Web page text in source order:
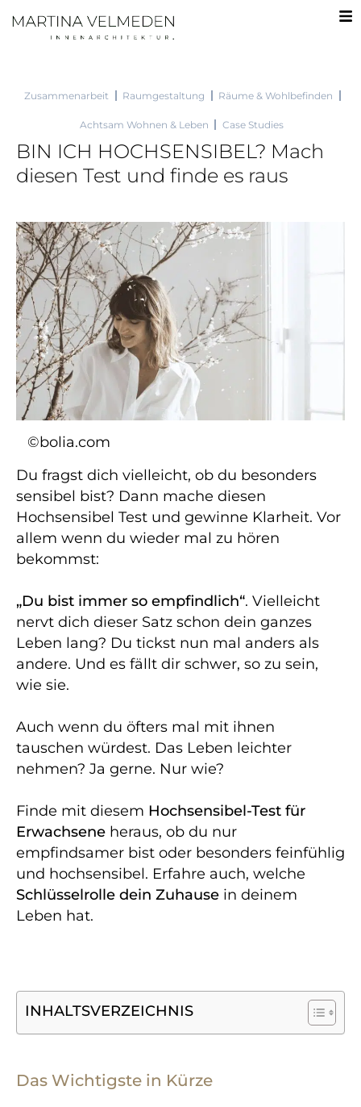
Inhalt
Zusammenarbeit Raumgestaltung Räume & Wohlbefinden
Achtsam Wohnen & Leben Case Studies
BIN ICH HOCHSENSIBEL? Mach
diesen Test und finde es raus
©bolia.com
Du fragst dich vielleicht, ob du besonders
sensibel bist? Dann mache diesen
Hochsensibel Test und gewinne Klarheit. Vor
allem wenn du wieder mal zu hören
bekommst:
„Du bist immer so empfindlich“. Vielleicht
nervt dich dieser Satz schon dein ganzes
Leben lang? Du tickst nun mal anders als
andere. Und es fällt dir schwer, so zu sein,
wie sie.
Auch wenn du öfters mal mit ihnen
tauschen würdest. Das Leben leichter
nehmen? Ja gerne. Nur wie?
Finde mit diesem Hochsensibel-Test für
Erwachsene heraus, ob du nur
empfindsamer bist oder besonders feinfühlig
und hochsensibel. Erfahre auch, welche
Schlüsselrolle dein Zuhause in deinem
Leben hat.
INHALTSVERZEICHNIS
Das Wichtigste in Kürze